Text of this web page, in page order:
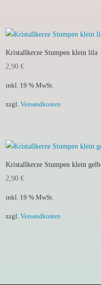
Kristallkerze Stumpen klein lila
2,90€
inkl. 19 % MwSt.
zzgl.Versandkosten
Kristallkerze Stumpen klein gelb
2,90€
inkl. 19 % MwSt.
zzgl.Versandkosten